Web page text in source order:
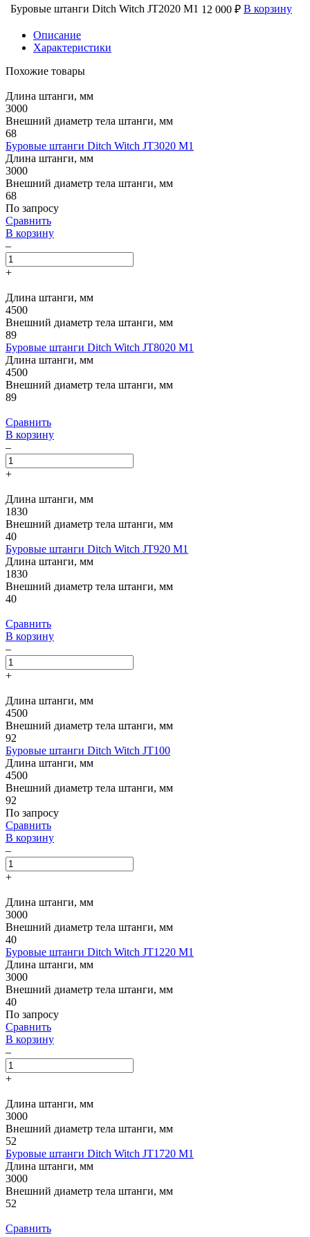
Буровые штанги Ditch Witch JT2020 M1 12 000 ₽ В корзину
Описание
Характеристики
Похожие товары
Длина штанги, мм
3000
Внешний диаметр тела штанги, мм
68
Буровые штанги Ditch Witch JT3020 M1
Длина штанги, мм
3000
Внешний диаметр тела штанги, мм
68
По запросу
Сравнить
В корзину
–
+
Длина штанги, мм
4500
Внешний диаметр тела штанги, мм
89
Буровые штанги Ditch Witch JT8020 M1
Длина штанги, мм
4500
Внешний диаметр тела штанги, мм
89
Сравнить
В корзину
–
+
Длина штанги, мм
1830
Внешний диаметр тела штанги, мм
40
Буровые штанги Ditch Witch JT920 M1
Длина штанги, мм
1830
Внешний диаметр тела штанги, мм
40
Сравнить
В корзину
–
+
Длина штанги, мм
4500
Внешний диаметр тела штанги, мм
92
Буровые штанги Ditch Witch JT100
Длина штанги, мм
4500
Внешний диаметр тела штанги, мм
92
По запросу
Сравнить
В корзину
–
+
Длина штанги, мм
3000
Внешний диаметр тела штанги, мм
40
Буровые штанги Ditch Witch JT1220 M1
Длина штанги, мм
3000
Внешний диаметр тела штанги, мм
40
По запросу
Сравнить
В корзину
–
+
Длина штанги, мм
3000
Внешний диаметр тела штанги, мм
52
Буровые штанги Ditch Witch JT1720 M1
Длина штанги, мм
3000
Внешний диаметр тела штанги, мм
52
Сравнить